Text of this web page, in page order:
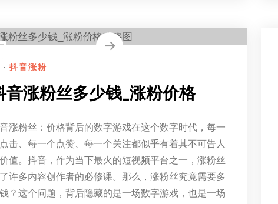
-抖音涨粉
音涨粉丝多少钱_涨粉价格
涨粉丝：价格背后的数字游戏在这个数字时代，每一
击、每一个点赞、每一个关注都似乎有着其不可告人
值。抖音，作为当下最火的短视频平台之一，涨粉丝
许多内容创作者的必修课。那么，涨粉丝究竟需要多
？这个问题，背后隐藏的是一场数字游戏，也是一场